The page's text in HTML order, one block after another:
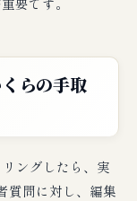
らの手取
ングしたら、実
問に対し、編集